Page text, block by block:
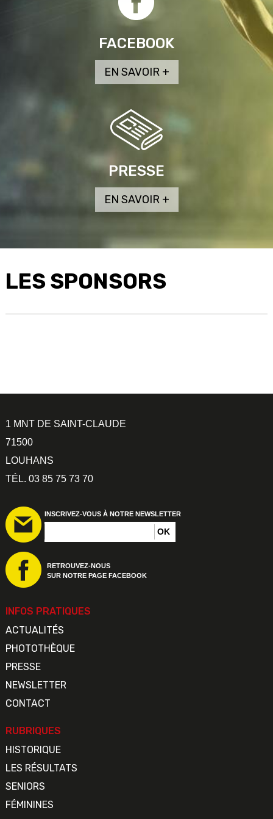
FACEBOOK
PRESSE
LES SPONSORS
1 MNT DE SAINT-CLAUDE
71500
LOUHANS
TÉL. 03 85 75 73 70
INSCRIVEZ-VOUS À NOTRE NEWSLETTER
RETROUVEZ-NOUS
SUR NOTRE PAGE FACEBOOK
INFOS PRATIQUES
ACTUALITÉS
PHOTOTHÈQUE
PRESSE
NEWSLETTER
CONTACT
RUBRIQUES
HISTORIQUE
LES RÉSULTATS
SENIORS
FÉMININES